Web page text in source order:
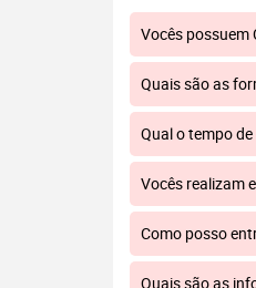
Vocês possuem
Quais são as
Qual o tempo
Vocês realizam
Como posso
Quais são as